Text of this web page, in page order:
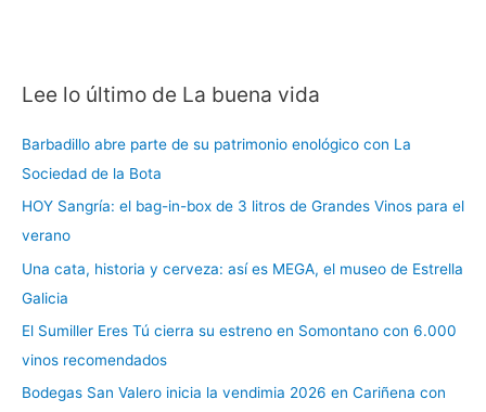
Lee lo último de La buena vida
Barbadillo abre parte de su patrimonio enológico con La
Sociedad de la Bota
HOY Sangría: el bag-in-box de 3 litros de Grandes Vinos para el
verano
Una cata, historia y cerveza: así es MEGA, el museo de Estrella
Galicia
El Sumiller Eres Tú cierra su estreno en Somontano con 6.000
vinos recomendados
Bodegas San Valero inicia la vendimia 2026 en Cariñena con
C
t
e
g
o
r
í
a
s